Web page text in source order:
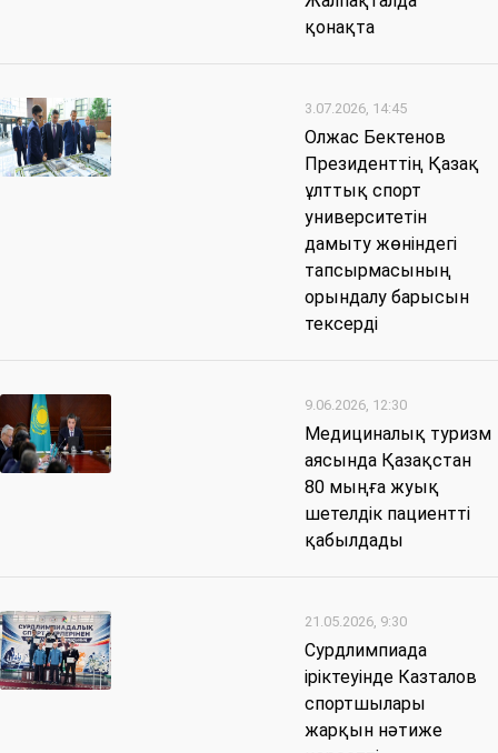
қонақта
3.07.2026, 14:45
Олжас Бектенов
Президенттің Қазақ
ұлттық спорт
университетін
дамыту жөніндегі
тапсырмасының
орындалу барысын
тексерді
9.06.2026, 12:30
Медициналық туризм
аясында Қазақстан
80 мыңға жуық
шетелдік пациентті
қабылдады
21.05.2026, 9:30
Сурдлимпиада
іріктеуінде Казталов
спортшылары
жарқын нәтиже